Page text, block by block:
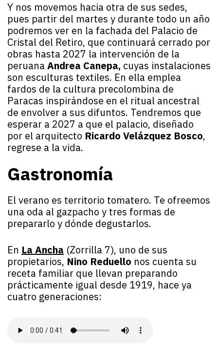
Y nos movemos hacia otra de sus sedes,
pues partir del martes y durante todo un año
podremos ver en la fachada del Palacio de
Cristal del Retiro, que continuará cerrado por
obras hasta 2027 la intervención de la
peruana Andrea Canepa, cuyas instalaciones
son esculturas textiles. En ella emplea
fardos de la cultura precolombina de
Paracas inspirándose en el ritual ancestral
de envolver a sus difuntos. Tendremos que
esperar a 2027 a que el palacio, diseñado
por el arquitecto Ricardo Velázquez Bosco,
regrese a la vida.
Gastronomía
El verano es territorio tomatero. Te ofreemos
una oda al gazpacho y tres formas de
prepararlo y dónde degustarlos.
En La Ancha (Zorrilla 7), uno de sus
propietarios, Nino Reduello nos cuenta su
receta familiar que llevan preparando
prácticamente igual desde 1919, hace ya
cuatro generaciones: